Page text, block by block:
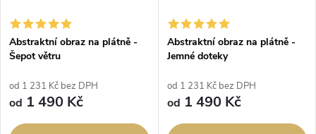
Abstraktní obraz na plátně -
Šepot větru
od 1 231 Kč bez DPH
od 1 490 Kč
Abstraktní obraz na plátně -
Jemné doteky
od 1 231 Kč bez DPH
od 1 490 Kč